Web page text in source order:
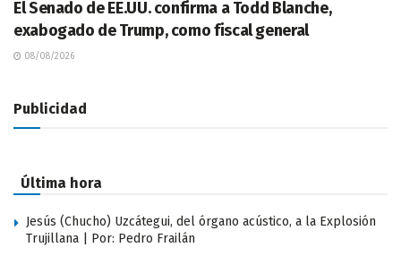
El Senado de EE.UU. confirma a Todd Blanche,
exabogado de Trump, como fiscal general
08/08/2026
Publicidad
Última hora
Jesús (Chucho) Uzcátegui, del órgano acústico, a la Explosión
Trujillana | Por: Pedro Frailán